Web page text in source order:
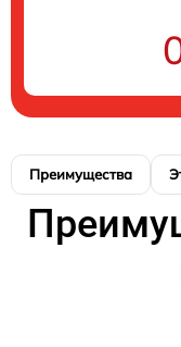
Преимущества